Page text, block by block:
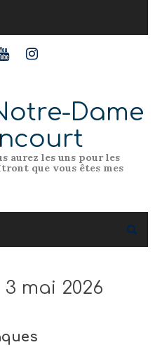
Dame
aurez les uns pour les
que vous êtes mes
mai 2026